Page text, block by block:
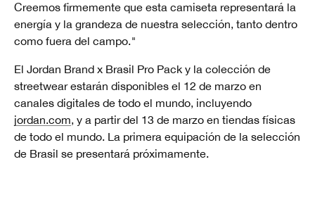
Creemos firmemente que esta camiseta representará la
energía y la grandeza de nuestra selección, tanto dentro
como fuera del campo."
El Jordan Brand x Brasil Pro Pack y la colección de
streetwear estarán disponibles el 12 de marzo en
canales digitales de todo el mundo, incluyendo
jordan.com, y a partir del 13 de marzo en tiendas físicas
de todo el mundo. La primera equipación de la selección
de Brasil se presentará próximamente.